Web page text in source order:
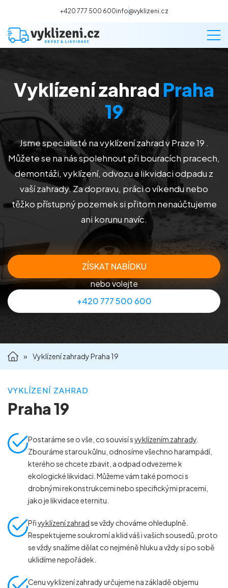
+420 777 500 600info@vyklizeni.cz
Vyklízení
Stěhování
Malování
Deratizace a dezinsekce
Úklid
Příprava nemovitostí na prodej
Vyklízení zahrad Praha
19
Jsme specialisté na vyklízení zahrad v Praze 19 .
Můžete se na nás spolehnout při bouracích pracech,
demontáži, vyklízení, odvozu a likvidaci odpadu z
vaší zahrady. Za dopravu, práci o víkendu nebo
těžko přístupný pozemek si přitom nenaúčtujeme
ani korunu navíc.
ZÍSKAT NABÍDKU
nebo volejte
+420 777 500 600
» Vyklízení zahrady Praha 19
VYKLÍZENÍ ZAHRAD
Praha 19
Postaráme se o vše, co souvisí svyklízením zahrady
Zbouráme starou kůlnu, odnosíme všechno harampádí,
kterého se chcete zbavit, a odpad odvezeme k
ekologické likvidaci. Můžeme vám také pomoci s
drobnými rekonstrukcemi nebo specifickými pracemi,
jako je likvidace eternitu.
Přivyklízení zahradse vždy chováme ohleduplně.
Respektujeme soukromí a klid váš i vašich sousedů, proto
se vždy snažíme dělat co nejméně hluku a vždy si po sobě
uklidíme nepořádek.
Cenu vyklizení zahrady určujeme na základě objemu